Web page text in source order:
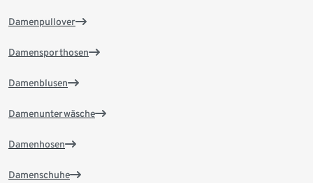
Damenpullover
Damensporthosen
Damenblusen
Damenunterwäsche
Damenhosen
Damenschuhe